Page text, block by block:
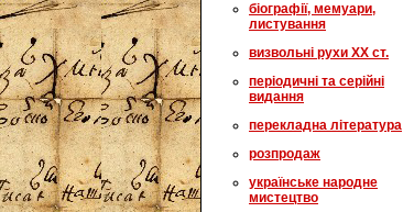
біографії, мемуари,
листування
визвольні рухи XX ст.
періодичні та серійні
видання
перекладна література
розпродаж
українське народне
мистецтво